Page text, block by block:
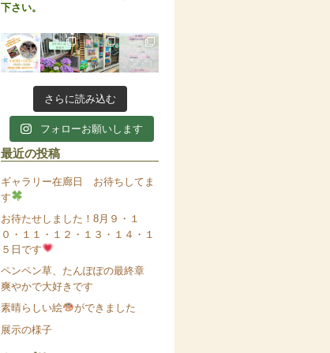
下さい。
さらに読み込む
フォローお願いします
最近の投稿
ギャラリー在廊日 お待ちしてま
す
お待たせしました！8月９・１
０・１１・１２・１３・１４・１
５日です
ペンペン草、たんぽぽの最終章
爽やかで大好きです
素晴らしい絵
ができました
展示の様子